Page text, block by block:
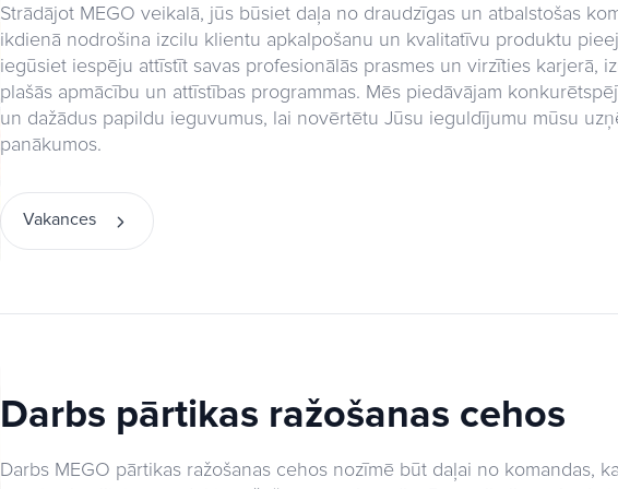
Strādājot MEGO veikalā, jūs būsiet daļa no draudzīgas un atbalstošas
ikdienā nodrošina izcilu klientu apkalpošanu un kvalitatīvu produktu
iegūsiet iespēju attīstīt savas profesionālās prasmes un virzīties karjerā,
plašās apmācību un attīstības programmas. Mēs piedāvājam
un dažādus papildu ieguvumus, lai novērtētu Jūsu ieguldījumu mūsu
panākumos.
Vakances
Darbs pārtikas ražošanas cehos
Darbs MEGO pārtikas ražošanas cehos nozīmē būt daļai no komandas,